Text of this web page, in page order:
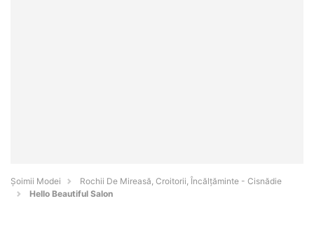
Șoimii Modei
Rochii De Mireasă, Croitorii, Încălțăminte - Cisnădie
Hello Beautiful Salon